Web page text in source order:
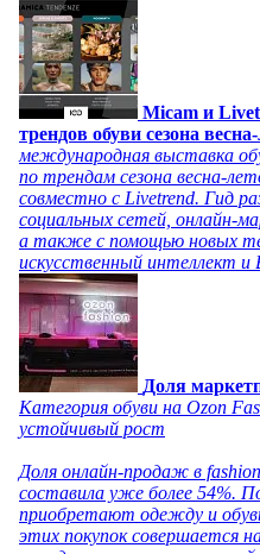
Micam и
трендов обуви сезона
международная выставка
по трендам сезона весна-
совместно с Livetrend. Гид
социальных сетей, онлайн-
а также с помощью новых
искусственный интеллект и
Доля
Категория обуви на Ozon
устойчивый рост
Доля онлайн-продаж в
составила уже более 54%.
приобретают одежду и
этих покупок совершается